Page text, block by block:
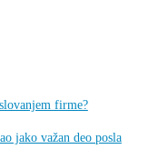
firme?
jako važan deo posla